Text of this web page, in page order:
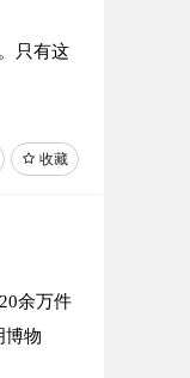
可转瞬
只有这
有删改）
收藏
余万件
博物